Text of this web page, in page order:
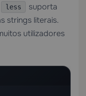
less
suporta
strings literais.
utilizadores